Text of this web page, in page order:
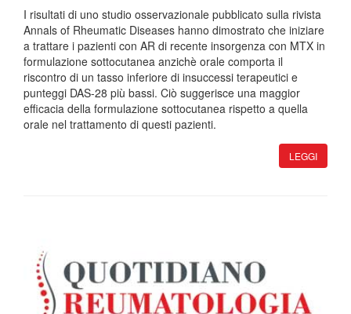
I risultati di uno studio osservazionale pubblicato sulla rivista
Annals of Rheumatic Diseases hanno dimostrato che iniziare
a trattare i pazienti con AR di recente insorgenza con MTX in
formulazione sottocutanea anzichè orale comporta il
riscontro di un tasso inferiore di insuccessi terapeutici e
punteggi DAS-28 più bassi. Ciò suggerisce una maggior
efficacia della formulazione sottocutanea rispetto a quella
orale nel trattamento di questi pazienti.
LEGGI